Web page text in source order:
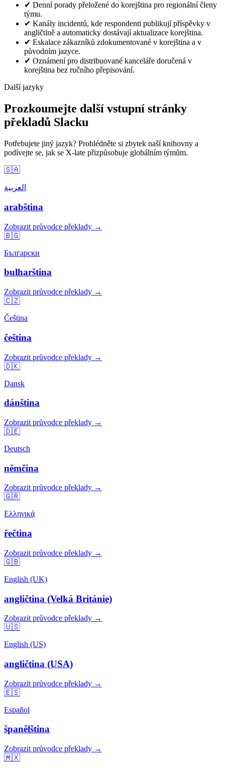
✔ Denní porady přeložené do korejština pro regionální členy
týmu.
✔ Kanály incidentů, kde respondenti publikují příspěvky v
angličtině a automaticky dostávají aktualizace korejština.
✔ Eskalace zákazníků zdokumentované v korejština a v
původním jazyce.
✔ Oznámení pro distribuované kanceláře doručená v
korejština bez ručního přepisování.
Další jazyky
Prozkoumejte další vstupní stránky
překladů Slacku
Potřebujete jiný jazyk? Prohlédněte si zbytek naší knihovny a
podívejte se, jak se X-late přizpůsobuje globálním týmům.
🇸🇦
العربية
arabština
Zobrazit průvodce překlady →
🇧🇬
Български
bulharština
Zobrazit průvodce překlady →
🇨🇿
Čeština
čeština
Zobrazit průvodce překlady →
🇩🇰
Dansk
dánština
Zobrazit průvodce překlady →
🇩🇪
Deutsch
němčina
Zobrazit průvodce překlady →
🇬🇷
Ελληνικά
řečtina
Zobrazit průvodce překlady →
🇬🇧
English (UK)
angličtina (Velká Británie)
Zobrazit průvodce překlady →
🇺🇸
English (US)
angličtina (USA)
Zobrazit průvodce překlady →
🇪🇸
Español
španělština
Zobrazit průvodce překlady →
🇲🇽